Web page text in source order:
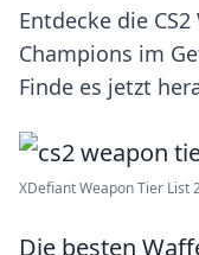
Entdecke die
Champions im
Finde es jetzt
XDefiant Weapon Tier List
Die besten